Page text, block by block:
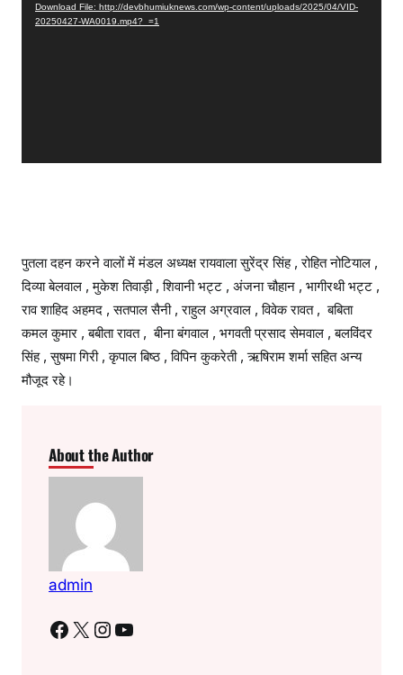
Download File: http://devbhumiuknews.com/wp-content/uploads/2025/04/VID-
20250427-WA0019.mp4?_=1
पुतला दहन करने वालों में मंडल अध्यक्ष रायवाला सुरेंद्र सिंह , रोहित नोटियाल ,
दिव्या बेलवाल , मुकेश तिवाड़ी , शिवानी भट्ट , अंजना चौहान , भागीरथी भट्ट ,
राव शाहिद अहमद , सतपाल सैनी , राहुल अग्रवाल , विवेक रावत , बबिता
कमल कुमार , बबीता रावत , बीना बंगवाल , भगवती प्रसाद सेमवाल , बलविंदर
सिंह , सुषमा गिरी , कृपाल बिष्ठ , विपिन कुकरेती , ऋषिराम शर्मा सहित अन्य
मौजूद रहे।
About the Author
admin
Facebook X Instagram YouTube